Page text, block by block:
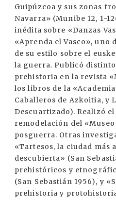
Guipúzcoa y sus zonas
Navarra» (Munibe 12, 1-
inédita sobre «Danzas
«Aprenda el Vasco», uno
de su estilo sobre el
la guerra. Publicó
prehistoria en la revista
los libros de la
Caballeros de Azkoitia, y
Descuartizado). Realizó
remodelación del
posguerra. Otras
«Tartesos, la ciudad más
descubierta» (San
prehistóricos y
(San Sebastián 1956), y
prehistoria y